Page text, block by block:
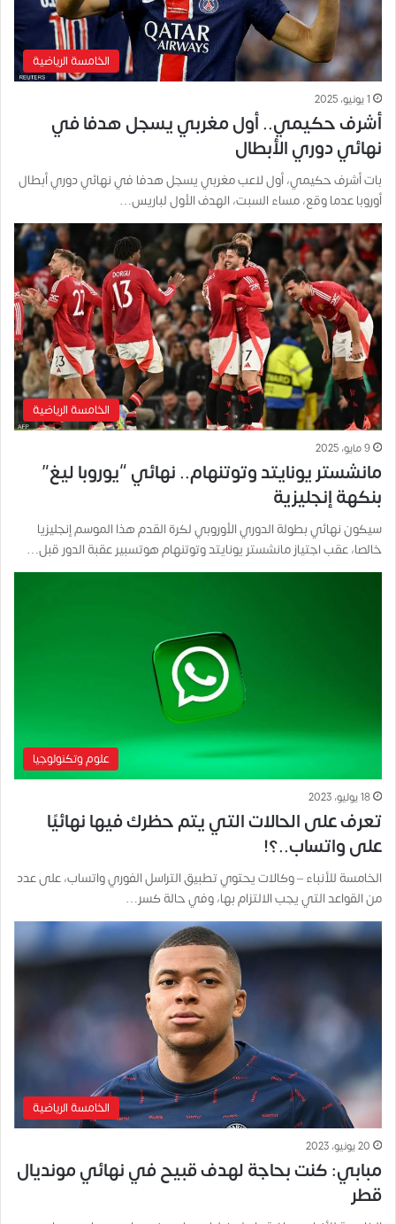
الخامسة الرياضية
1 يونيو، 2025
أشرف حكيمي.. أول مغربي يسجل هدفا في
نهائي دوري الأبطال
بات أشرف حكيمي، أول لاعب مغربي يسجل هدفا في نهائي دوري أبطال
أوروبا عدما وقع، مساء السبت، الهدف الأول لباريس…
الخامسة الرياضية
9 مايو، 2025
مانشستر يونايتد وتوتنهام.. نهائي “يوروبا ليغ”
بنكهة إنجليزية
سيكون نهائي بطولة الدوري الأوروبي لكرة القدم هذا الموسم إنجليزيا
خالصا، عقب اجتياز مانشستر يونايتد وتوتنهام هوتسبير عقبة الدور قبل…
علوم وتكنولوجيا
18 يوليو، 2023
تعرف على الحالات التي يتم حظرك فيها نهائيًا
على واتساب..؟!
الخامسة للأنباء – وكالات يحتوي تطبيق التراسل الفوري واتساب، على عدد
من القواعد التي يجب الالتزام بها، وفي حالة كسر…
الخامسة الرياضية
20 يونيو، 2023
مبابي: كنت بحاجة لهدف قبيح في نهائي مونديال
قطر